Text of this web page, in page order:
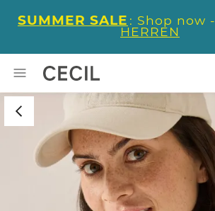
SUMMER SALE : Shop now -
HERREN